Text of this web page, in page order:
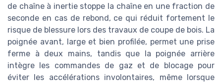
de chaîne à inertie stoppe la chaîne en une fraction de
seconde en cas de rebond, ce qui réduit fortement le
risque de blessure lors des travaux de coupe de bois. La
poignée avant, large et bien profilée, permet une prise
ferme à deux mains, tandis que la poignée arrière
intègre les commandes de gaz et de blocage pour
éviter les accélérations involontaires, même lorsque